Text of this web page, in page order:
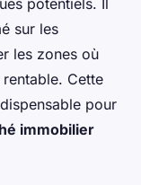
potentiels. Il
sur les
les zones où
Cette
pour
immobilier